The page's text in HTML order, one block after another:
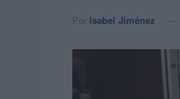
Por Isabel Jiménez